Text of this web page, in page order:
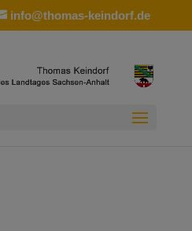
info@thomas-keindorf.de